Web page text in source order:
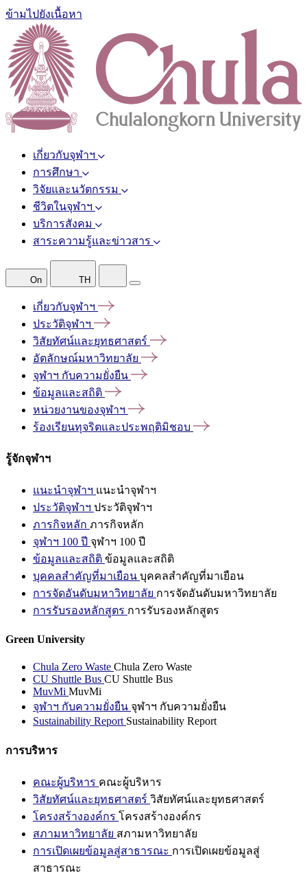
ข้ามไปยังเนื้อหา
เกี่ยวกับจุฬาฯ
การศึกษา
วิจัยและนวัตกรรม
ชีวิตในจุฬาฯ
บริการสังคม
สาระความรู้และข่าวสาร
On TH
เกี่ยวกับจุฬาฯ
ประวัติจุฬาฯ
วิสัยทัศน์และยุทธศาสตร์
อัตลักษณ์มหาวิทยาลัย
จุฬาฯ กับความยั่งยืน
ข้อมูลและสถิติ
หน่วยงานของจุฬาฯ
ร้องเรียนทุจริตและประพฤติมิชอบ
รู้จักจุฬาฯ
แนะนำจุฬาฯ แนะนำจุฬาฯ
ประวัติจุฬาฯ ประวัติจุฬาฯ
ภารกิจหลัก ภารกิจหลัก
จุฬาฯ 100 ปี จุฬาฯ 100 ปี
ข้อมูลและสถิติ ข้อมูลและสถิติ
บุคคลสำคัญที่มาเยือน บุคคลสำคัญที่มาเยือน
การจัดอันดับมหาวิทยาลัย การจัดอันดับมหาวิทยาลัย
การรับรองหลักสูตร การรับรองหลักสูตร
Green University
Chula Zero Waste Chula Zero Waste
CU Shuttle Bus CU Shuttle Bus
MuvMi MuvMi
จุฬาฯ กับความยั่งยืน จุฬาฯ กับความยั่งยืน
Sustainability Report Sustainability Report
การบริหาร
คณะผู้บริหาร คณะผู้บริหาร
วิสัยทัศน์และยุทธศาสตร์ วิสัยทัศน์และยุทธศาสตร์
โครงสร้างองค์กร โครงสร้างองค์กร
สภามหาวิทยาลัย สภามหาวิทยาลัย
การเปิดเผยข้อมูลสู่สาธารณะ การเปิดเผยข้อมูลสู่
สาธารณะ